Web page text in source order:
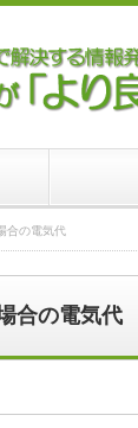
合の電気代
合の電気代